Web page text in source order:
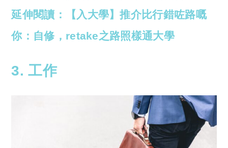
延伸閱讀：【入大學】推介比行錯咗路嘅
你：自修，retake之路照樣通大學
3. 工作